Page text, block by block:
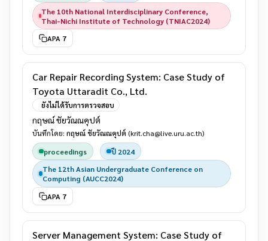
The 10th National Interdisciplinary Conference,
Thai-Nichi Institute of Technology (TNIAC2024)
APA 7
Car Repair Recording System: Case Study of
Toyota Uttaradit Co., Ltd.
ยังไม่ได้รับการตรวจสอบ
กฤษณ์ ชัยวัณณคุปต์
บันทึกโดย: กฤษณ์ ชัยวัณณคุปต์ (krit.cha@live.uru.ac.th)
proceedings
ปี 2024
The 12th Asian Undergraduate Conference on
Computing (AUCC2024)
APA 7
Server Management System: Case Study of